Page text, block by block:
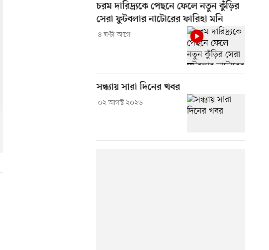
চরম দারিদ্র্যকে পেছনে ফেলে নতুন কুঁড়ির
সেরা ফুটবলার নাটোরের ফারিহা মনি
৪ ঘণ্টা আগে
সন্ধ্যায় সারা দিনের খবর
০২ আগস্ট ২০২৬